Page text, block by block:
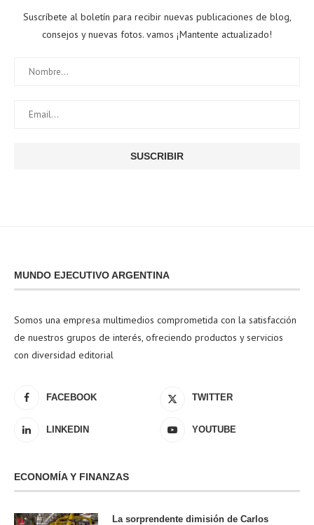
Suscríbete al boletín para recibir nuevas publicaciones de blog,
consejos y nuevas fotos. vamos ¡Mantente actualizado!
MUNDO EJECUTIVO ARGENTINA
Somos una empresa multimedios comprometida con la satisfacción
de nuestros grupos de interés, ofreciendo productos y servicios
con diversidad editorial
FACEBOOK TWITTER
LINKEDIN YOUTUBE
ECONOMÍA Y FINANZAS
La sorprendente dimisión de Carlos